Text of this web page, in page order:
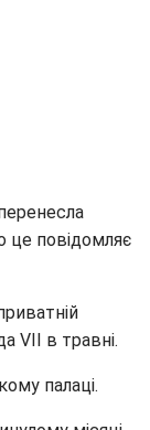
це повідомляє
VII в травні.
палаці.